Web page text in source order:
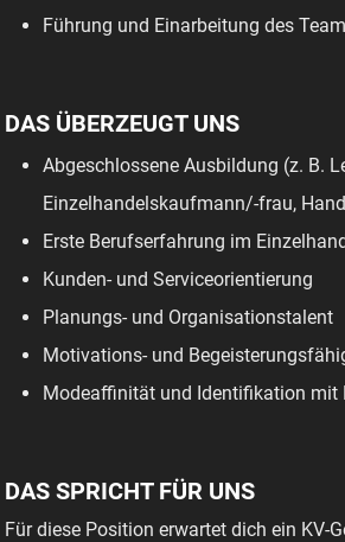
Führung und Einarbeitung des
DAS ÜBERZEUGT UNS
Abgeschlossene Ausbildung (z. B.
Einzelhandelskaufmann/-frau,
Erste Berufserfahrung im
Kunden- und Serviceorientierung
Planungs- und Organisationstalent
Motivations- und
Modeaffinität und Identifikation mit
DAS SPRICHT FÜR UNS
Für diese Position erwartet dich ein KV-